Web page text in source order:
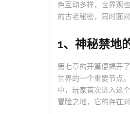
色互动多样，世界观
的古老秘密，同时面
1、神秘禁地
第七章的开篇便揭开
世界的一个重要节点
中，玩家首次进入这
冒险之地，它的存在